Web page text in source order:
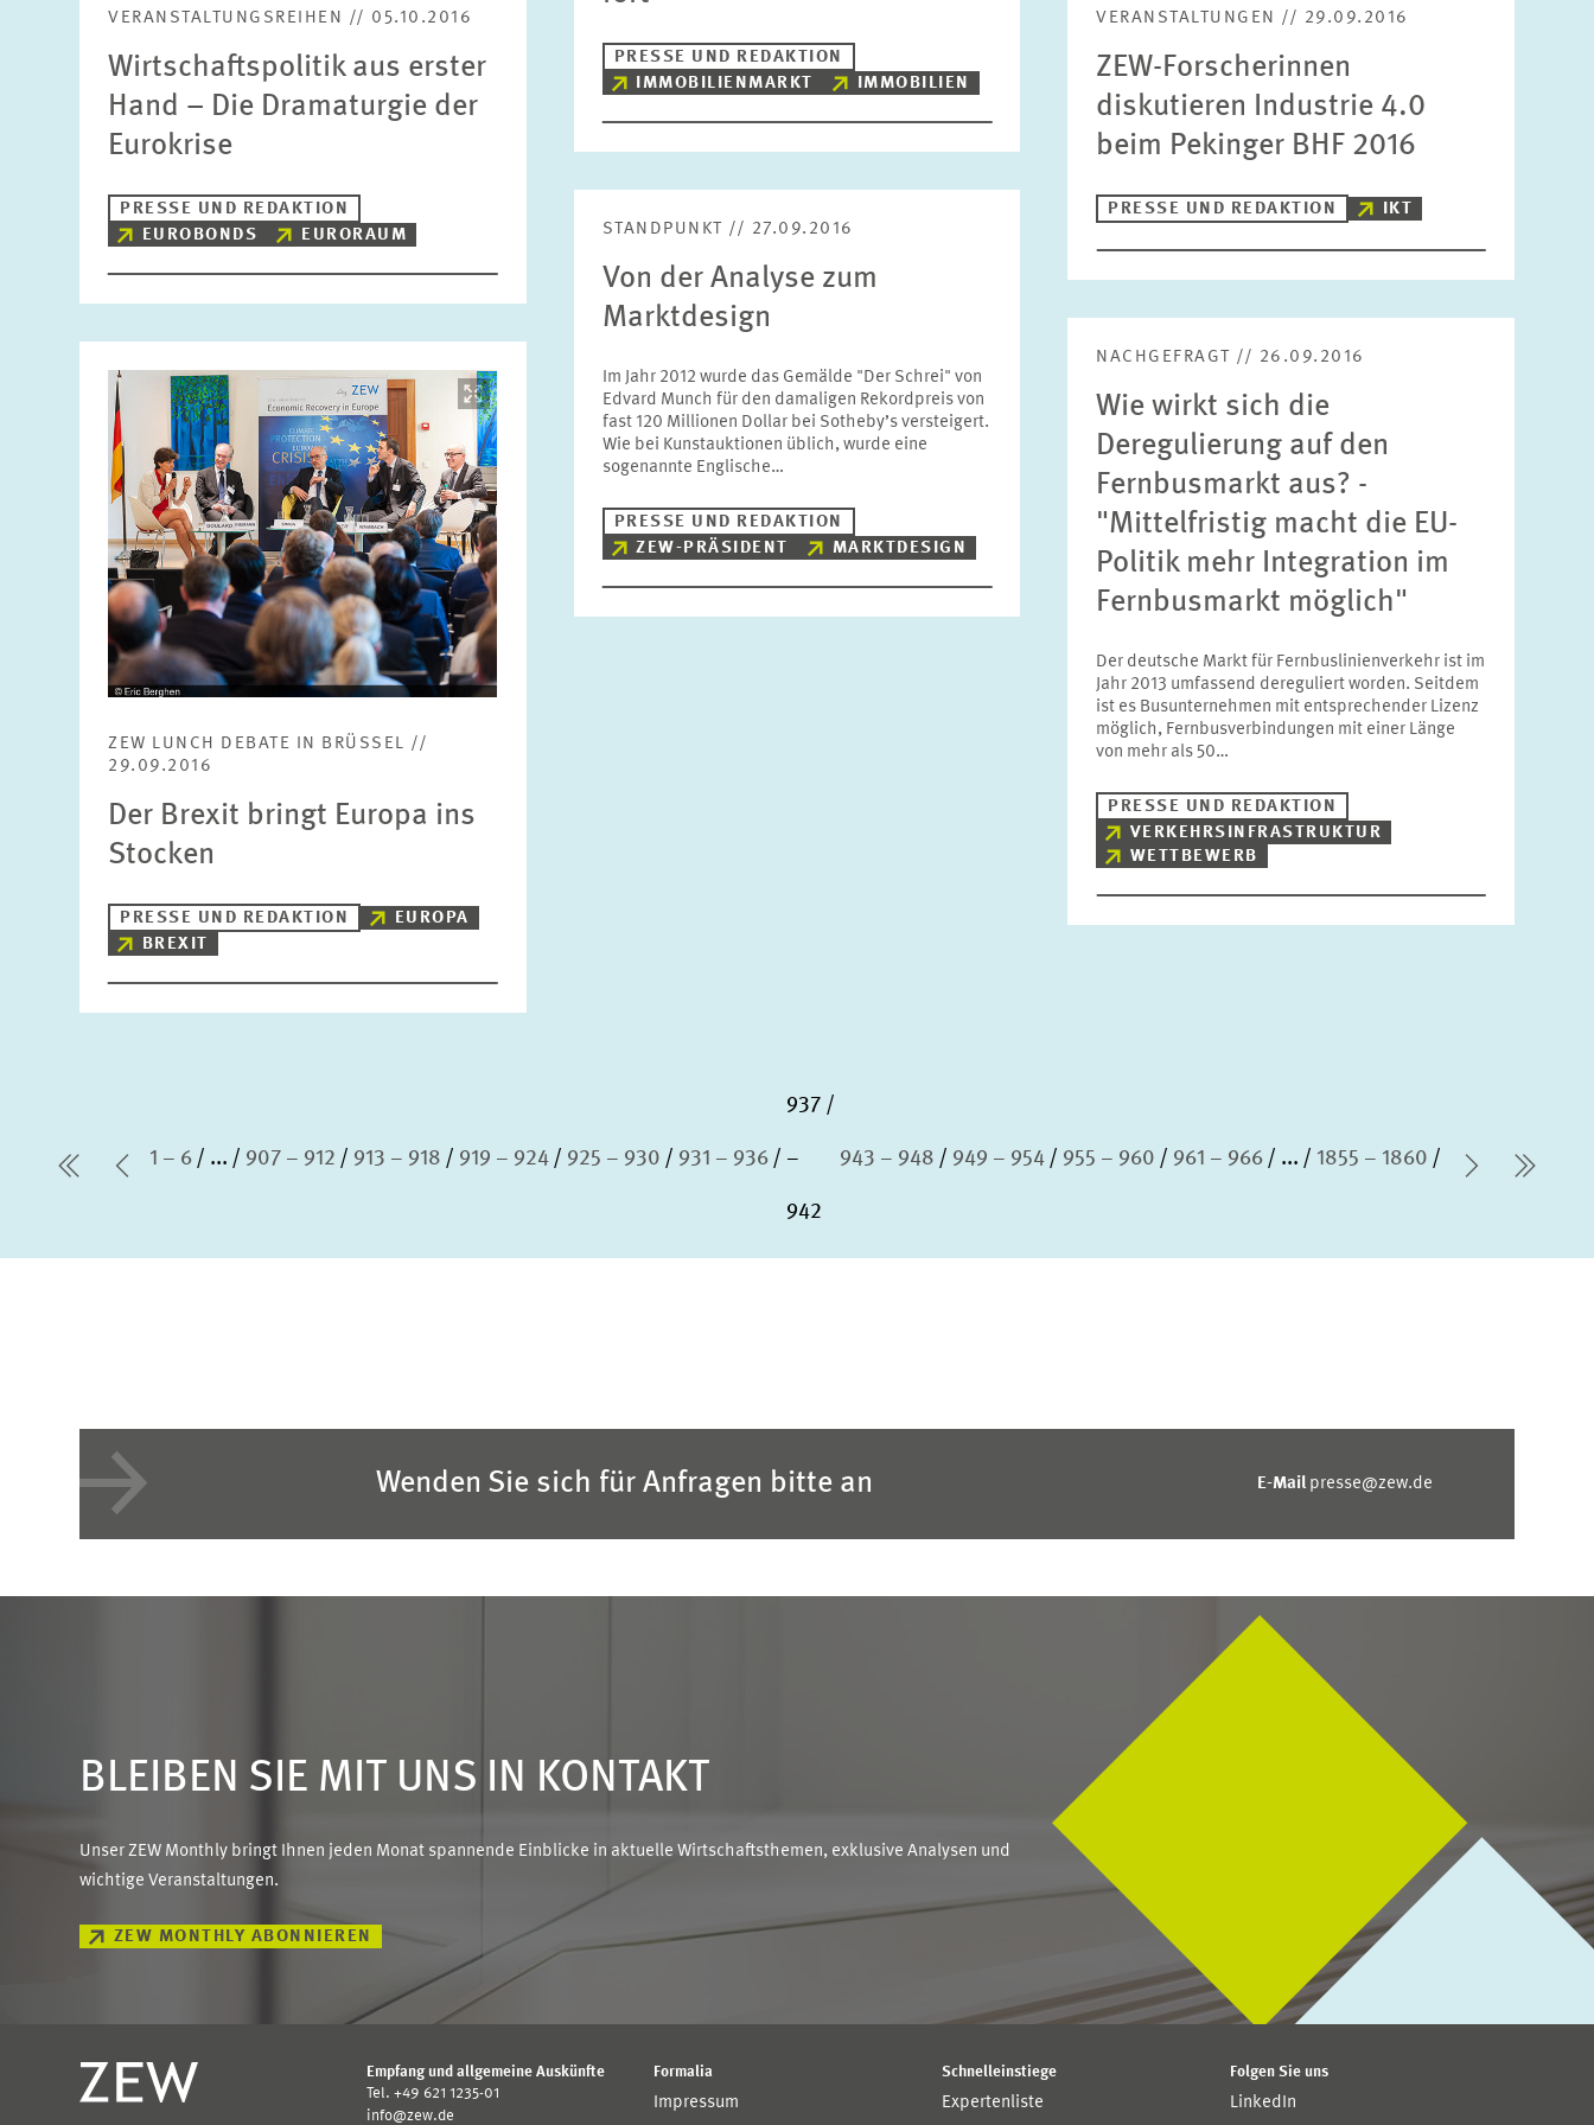
Themen
Schlagworte
ZURÜCKSETZEN
VERANSTALTUNGSREIHEN // 05.10.2016
Wirtschaftspolitik aus erster
Hand – Die Dramaturgie der
Eurokrise
PRESSE UND REDAKTION
EUROBONDS
EURORAUM
PRESSE UND REDAKTION
IMMOBILIENMARKT
IMMOBILIEN
VERANSTALTUNGEN // 29.09.2016
ZEW-Forscherinnen
diskutieren Industrie 4.0
beim Pekinger BHF 2016
PRESSE UND REDAKTION IKT
Bild
öffnet
in
vergrößerter
Ansicht
ZEW LUNCH DEBATE IN BRÜSSEL //
29.09.2016
Der Brexit bringt Europa ins
Stocken
PRESSE UND REDAKTION
EUROPA
BREXIT
STANDPUNKT // 27.09.2016
Von der Analyse zum
Marktdesign
Im Jahr 2012 wurde das Gemälde "Der Schrei" von
Edvard Munch für den damaligen Rekordpreis von
fast 120 Millionen Dollar bei Sotheby’s versteigert.
Wie bei Kunstauktionen üblich, wurde eine
sogenannte Englische…
PRESSE UND REDAKTION
ZEW-PRÄSIDENT
MARKTDESIGN
NACHGEFRAGT // 26.09.2016
Wie wirkt sich die
Deregulierung auf den
Fernbusmarkt aus? -
"Mittelfristig macht die EU-
Politik mehr Integration im
Fernbusmarkt möglich"
Der deutsche Markt für Fernbuslinienverkehr ist im
Jahr 2013 umfassend dereguliert worden. Seitdem
ist es Busunternehmen mit entsprechender Lizenz
möglich, Fernbusverbindungen mit einer Länge
von mehr als 50…
PRESSE UND REDAKTION
VERKEHRSINFRASTRUKTUR
WETTBEWERB
erste Seite
Vorherige Seite
1 – 6 ... 907 – 912 913 – 918 919 – 924 925 – 930 931 – 936
937
–
942
943 – 948 949 – 954 955 – 960 961 – 966 ... 1855 – 1860
Nächste
Wenden Sie sich für Anfragen bitte an E-Mail presse@zew.de
BLEIBEN SIE MIT UNS IN KONTAKT
Unser ZEW Monthly bringt Ihnen jeden Monat spannende Einblicke in aktuelle Wirtschaftsthemen, exklusive Analysen und
wichtige Veranstaltungen.
ZEW MONTHLY ABONNIEREN
Empfang und allgemeine Auskünfte
Tel. +49 621 1235-01
info@zew.de
Formalia
Impressum
Schnelleinstiege
Expertenliste
Folgen Sie uns
LinkedIn